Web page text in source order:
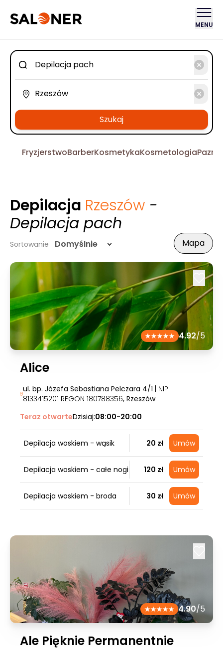
MENU
Szukaj
FryzjerstwoBarberKosmetykaKosmetologia
Depilacja Rzeszów -
Depilacja pach
Sortowanie Domyślnie Mapa
4.92/5
Alice
ul. bp. Józefa Sebastiana Pelczara 4/1 | NIP
8133415201 REGON 180788356, Rzeszów
Teraz otwarteDzisiaj:08:00-20:00
Depilacja woskiem - wąsik 20 zł Umów
Depilacja woskiem - całe nogi 120 zł Umów
Depilacja woskiem - broda 30 zł Umów
4.90/5
Ale Pięknie Permanentnie